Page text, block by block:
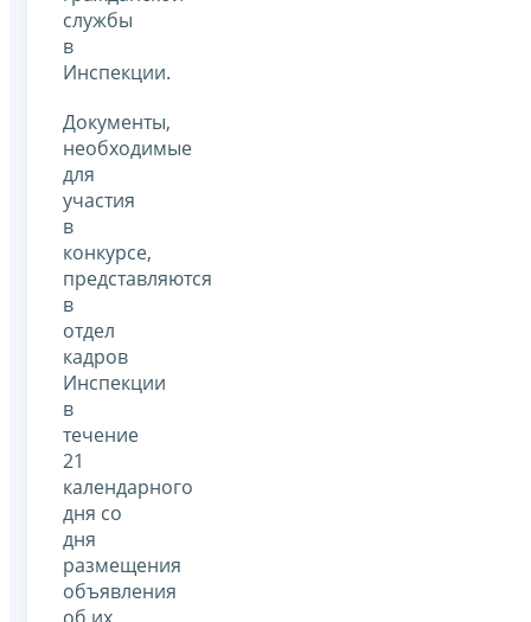
службы
в
Инспекции.
Документы,
необходимые
для
участия
в
конкурсе,
представляются
в
отдел
кадров
Инспекции
в
течение
21
календарного
дня со
дня
размещения
объявления